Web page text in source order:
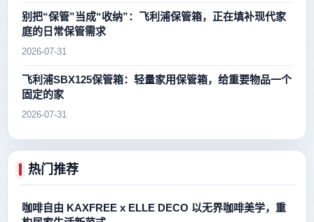
别把“保管”当成“收纳”：飞利浦保管箱，正在填补现代家
庭的日常保管需求
2026-07-31
飞利浦SBX125保管箱：轻量家用保管箱，给重要物品一个
固定的家
2026-07-31
热门推荐
咖啡自由 KAXFREE x ELLE DECO 以无界咖啡美学，重